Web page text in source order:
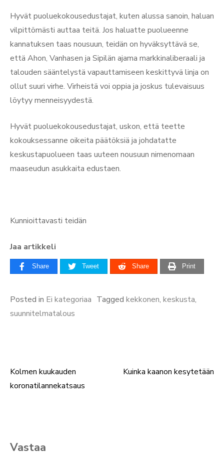
Hyvät puoluekokousedustajat, kuten alussa sanoin, haluan
vilpittömästi auttaa teitä. Jos haluatte puolueenne
kannatuksen taas nousuun, teidän on hyväksyttävä se,
että Ahon, Vanhasen ja Sipilän ajama markkinaliberaali ja
talouden sääntelystä vapauttamiseen keskittyvä linja on
ollut suuri virhe. Virheistä voi oppia ja joskus tulevaisuus
löytyy menneisyydestä.
Hyvät puoluekokousedustajat, uskon, että teette
kokouksessanne oikeita päätöksiä ja johdatatte
keskustapuolueen taas uuteen nousuun nimenomaan
maaseudun asukkaita edustaen.
Kunnioittavasti teidän
Jaa artikkeli
Share Tweet Share Print
Posted in Ei kategoriaa Tagged kekkonen, keskusta,
suunnitelmatalous
Artikkelien
Kolmen kuukauden
koronatilannekatsaus
Kuinka kaanon kesytetään
Vastaa